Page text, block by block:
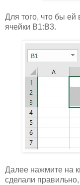
Для того, что бы ей
ячейки B1:B3.
Далее нажмите на
сделали